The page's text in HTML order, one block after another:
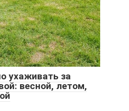
ухаживать за
весной, летом,